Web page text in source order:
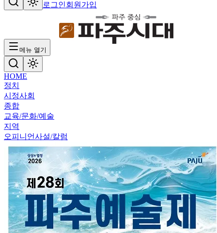
로그인회원가입
메뉴 열기
HOME
정치
시정사회
종합
교육/문화/예술
지역
오피니언사설/칼럼